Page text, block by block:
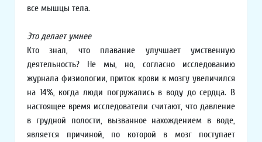
все мышцы тела.
Это делает умнее
Кто знал, что плавание улучшает умственную
деятельность? Не мы, но, согласно исследованию
журнала физиологии, приток крови к мозгу увеличился
на 14%, когда люди погружались в воду до сердца. В
настоящее время исследователи считают, что давление
в грудной полости, вызванное нахождением в воде,
является причиной, по которой в мозг поступает